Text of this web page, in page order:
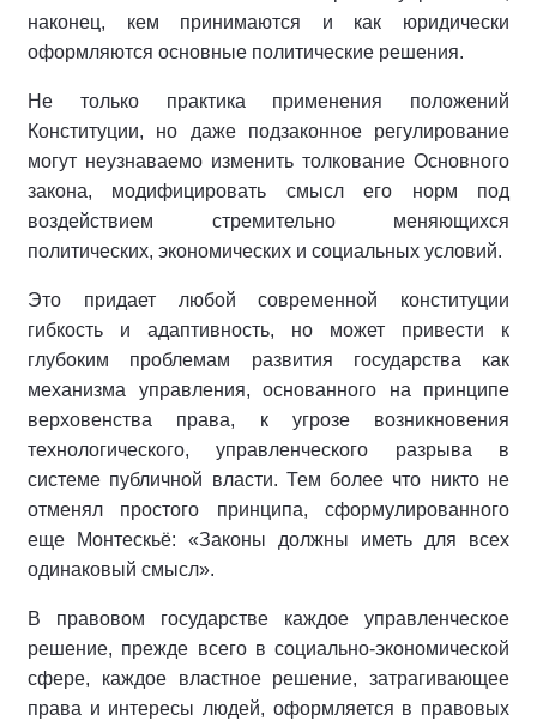
наконец, кем принимаются и как юридически
оформляются основные политические решения.
Не только практика применения положений
Конституции, но даже подзаконное регулирование
могут неузнаваемо изменить толкование Основного
закона, модифицировать смысл его норм под
воздействием стремительно меняющихся
политических, экономических и социальных условий.
Это придает любой современной конституции
гибкость и адаптивность, но может привести к
глубоким проблемам развития государства как
механизма управления, основанного на принципе
верховенства права, к угрозе возникновения
технологического, управленческого разрыва в
системе публичной власти. Тем более что никто не
отменял простого принципа, сформулированного
еще Монтескьё: «Законы должны иметь для всех
одинаковый смысл».
В правовом государстве каждое управленческое
решение, прежде всего в социально-экономической
сфере, каждое властное решение, затрагивающее
права и интересы людей, оформляется в правовых